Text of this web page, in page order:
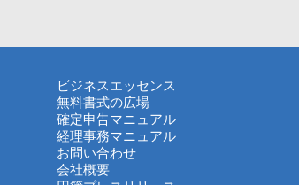
ビジネスエッセンス
無料書式の広場
確定申告マニュアル
経理事務マニュアル
お問い合わせ
会社概要